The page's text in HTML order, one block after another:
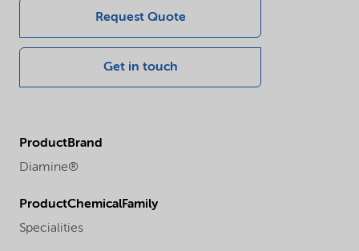
Request Quote
Get in touch
ProductBrand
Diamine®
ProductChemicalFamily
Specialities